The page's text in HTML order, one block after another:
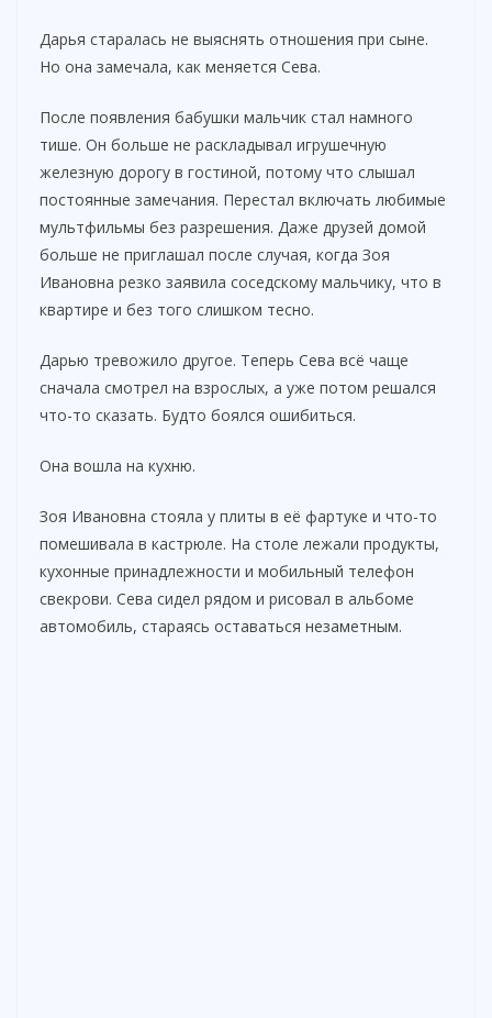
Дарья старалась не выяснять отношения при сыне.
Но она замечала, как меняется Сева.
После появления бабушки мальчик стал намного
тише. Он больше не раскладывал игрушечную
железную дорогу в гостиной, потому что слышал
постоянные замечания. Перестал включать любимые
мультфильмы без разрешения. Даже друзей домой
больше не приглашал после случая, когда Зоя
Ивановна резко заявила соседскому мальчику, что в
квартире и без того слишком тесно.
Дарью тревожило другое. Теперь Сева всё чаще
сначала смотрел на взрослых, а уже потом решался
что-то сказать. Будто боялся ошибиться.
Она вошла на кухню.
Зоя Ивановна стояла у плиты в её фартуке и что-то
помешивала в кастрюле. На столе лежали продукты,
кухонные принадлежности и мобильный телефон
свекрови. Сева сидел рядом и рисовал в альбоме
автомобиль, стараясь оставаться незаметным.